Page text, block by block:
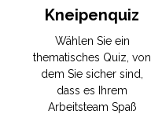
Kneipenquiz
Wählen Sie ein
thematisches Quiz, von
dem Sie sicher sind,
dass es Ihrem
Arbeitsteam Spaß